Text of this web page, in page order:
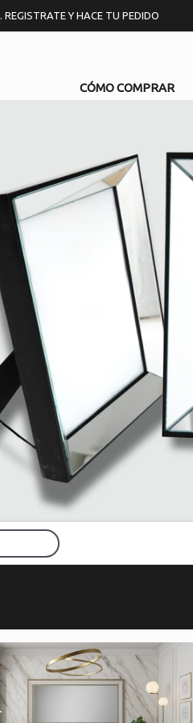
. REGISTRATE Y HACE TU PEDIDO
CÓMO COMPRAR